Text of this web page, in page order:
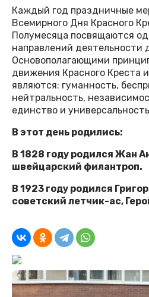
Каждый год праздничные
Всемирного Дня Красного
Полумесяца посвящаются
направлений деятельности
Основополагающими
движения Красного Креста
являются: гуманность,
нейтральность,
единство и
В этот день родились:
В 1828 году родился Жан
швейцарский филантроп.
В 1923 году родился
советский летчик-ас,